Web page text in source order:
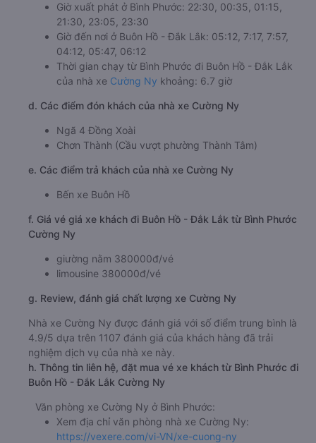
Giờ xuất phát ở Bình Phước: 22:30, 00:35, 01:15,
21:30, 23:05, 23:30
Giờ đến nơi ở Buôn Hồ - Đắk Lắk: 05:12, 7:17, 7:57,
04:12, 05:47, 06:12
Thời gian chạy từ Bình Phước đi Buôn Hồ - Đắk Lắk
của nhà xe Cường Ny khoảng: 6.7 giờ
d. Các điểm đón khách của nhà xe Cường Ny
Ngã 4 Đồng Xoài
Chơn Thành (Cầu vượt phường Thành Tâm)
e. Các điểm trả khách của nhà xe Cường Ny
Bến xe Buôn Hồ
f. Giá vé giá xe khách đi Buôn Hồ - Đắk Lắk từ Bình Phước
Cường Ny
giường nằm 380000đ/vé
limousine 380000đ/vé
g. Review, đánh giá chất lượng xe Cường Ny
Nhà xe Cường Ny được đánh giá với số điểm trung bình là
4.9/5 dựa trên 1107 đánh giá của khách hàng đã trải
nghiệm dịch vụ của nhà xe này.
h. Thông tin liên hệ, đặt mua vé xe khách từ Bình Phước đi
Buôn Hồ - Đắk Lắk Cường Ny
Văn phòng xe Cường Ny ở Bình Phước:
Xem địa chỉ văn phòng nhà xe Cường Ny:
https://vexere.com/vi-VN/xe-cuong-ny